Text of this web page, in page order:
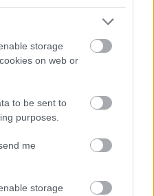
storage
on web or
to be sent to
purposes.
me
storage